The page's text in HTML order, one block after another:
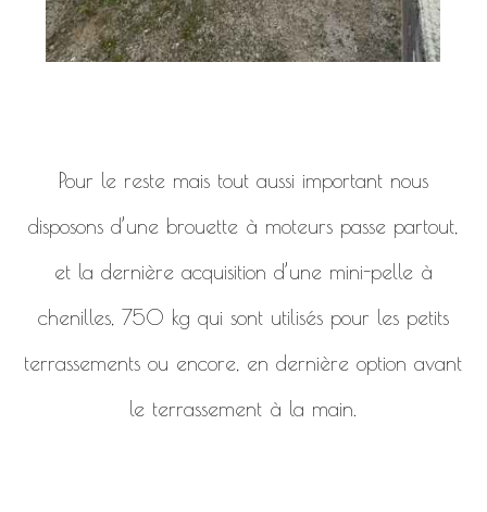
Pour le reste mais tout aussi important nous
disposons d’une brouette à moteurs passe partout,
et la dernière acquisition d’une mini-pelle à
chenilles, 750 kg qui sont utilisés pour les petits
terrassements ou encore, en dernière option avant
le terrassement à la main.